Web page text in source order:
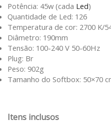
Potência: 45w (cada Led)
Quantidade de Led: 126
Temperatura de cor: 2700 K/
Diâmetro: 190mm
Tensão: 100-240 V 50-60Hz
Plug: Br
Peso: 902g
Tamanho do Softbox: 50×70
Itens inclusos